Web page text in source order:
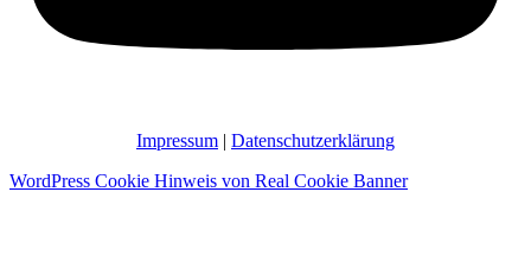
Impressum | Datenschutzerklärung
WordPress Cookie Hinweis von Real Cookie Banner